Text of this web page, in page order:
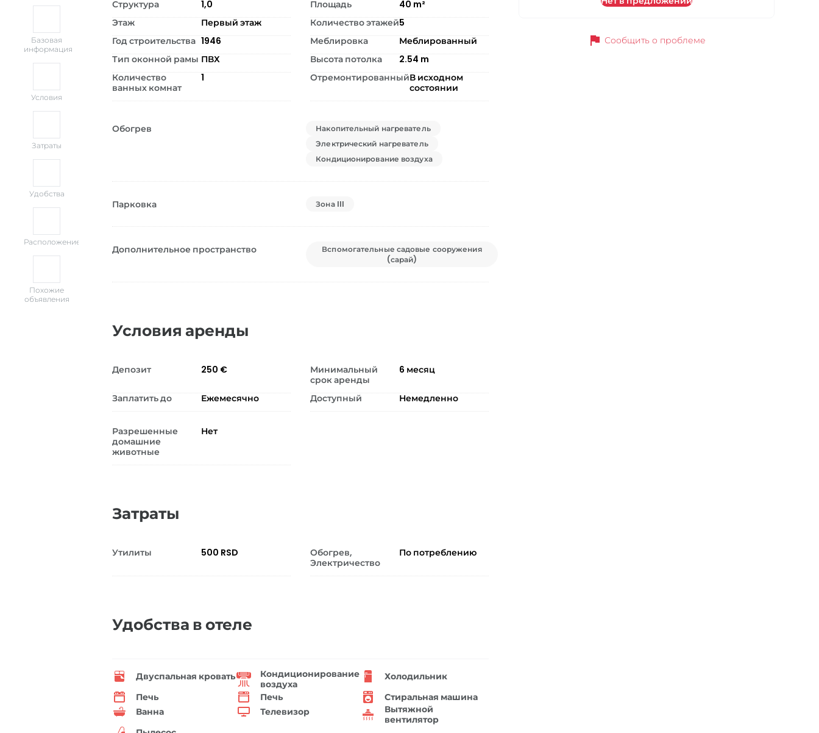
Базовая
информация
Условия
Затраты
Удобства
Расположение
Похожие
объявления
Структура 1,0 Площадь 40 m²
Этаж
Первый этаж Количество этажей5
Год строительства 1946 Меблировка
Меблированный
Тип оконной рамы ПВХ Высота потолка 2.54 m
Количество
ванных комнат
1 ОтремонтированныйВ исходном
состоянии
Обогрев
Накопительный нагреватель
Электрический нагреватель
Кондиционирование воздуха
Парковка Зона III
Дополнительное пространство
Вспомогательные садовые сооружения
(сарай)
Условия аренды
Депозит 250 €
Минимальный
срок аренды
6 месяц
Заплатить до Ежемесячно Доступный Немедленно
Разрешенные
домашние
животные
Нет
Затраты
Утилиты 500 RSD
Обогрев,
Электричество
По потреблению
Удобства в отеле
Двуспальная кровать
Кондиционирование
воздуха
Холодильник
Печь
Печь
Стиральная машина
Ванна
Телевизор
Вытяжной
вентилятор
flag Сообщить о проблеме